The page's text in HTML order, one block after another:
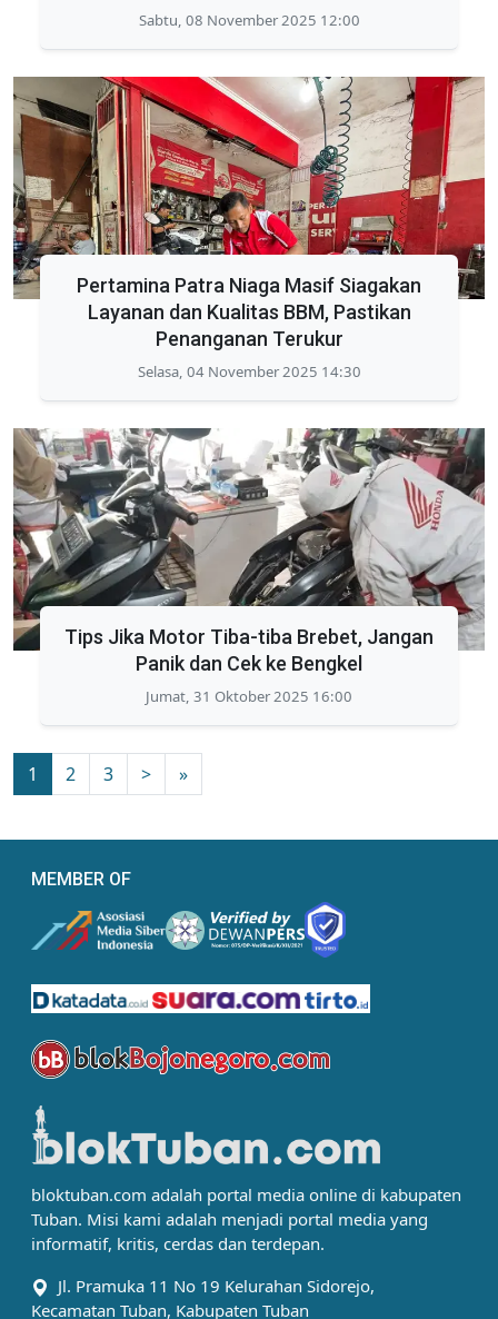
Sabtu, 08 November 2025 12:00
Pertamina Patra Niaga Masif Siagakan
Layanan dan Kualitas BBM, Pastikan
Penanganan Terukur
Selasa, 04 November 2025 14:30
Tips Jika Motor Tiba-tiba Brebet, Jangan
Panik dan Cek ke Bengkel
Jumat, 31 Oktober 2025 16:00
1 2 3 > »
MEMBER OF
bloktuban.com adalah portal media online di kabupaten
Tuban. Misi kami adalah menjadi portal media yang
informatif, kritis, cerdas dan terdepan.
Jl. Pramuka 11 No 19 Kelurahan Sidorejo,
Kecamatan Tuban, Kabupaten Tuban